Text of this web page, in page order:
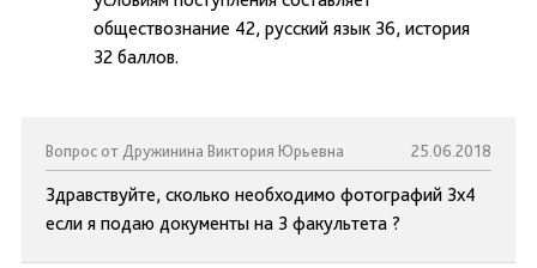
обществознание 42, русский язык 36, история
32 баллов.
Вопрос от Дружинина Виктория Юрьевна 25.06.2018
Здравствуйте, сколько необходимо фотографий 3х4
если я подаю документы на 3 факультета ?